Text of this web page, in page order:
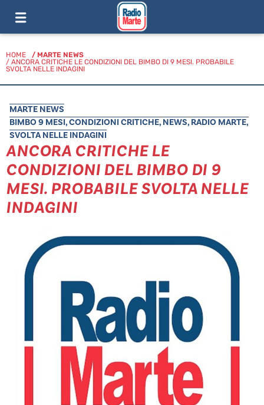
HOME / MARTE NEWS
/ ANCORA CRITICHE LE CONDIZIONI DEL BIMBO DI 9 MESI. PROBABILE
SVOLTA NELLE INDAGINI
MARTE NEWS
BIMBO 9 MESI,CONDIZIONI CRITICHE, NEWS, RADIO MARTE,
SVOLTA NELLE INDAGINI
ANCORA CRITICHE LE
CONDIZIONI DEL BIMBO DI 9
MESI. PROBABILE SVOLTA NELLE
INDAGINI